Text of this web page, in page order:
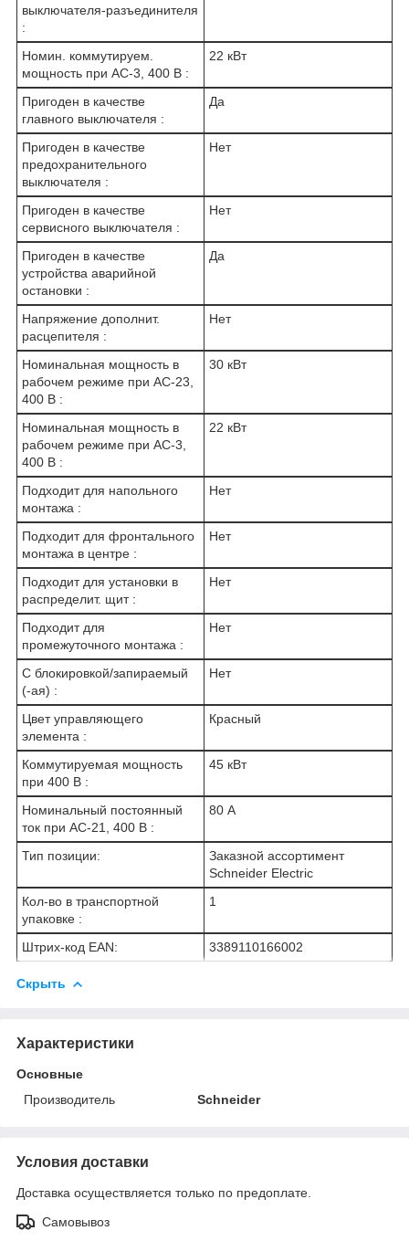
выключателя-разъединителя
:
Номин. коммутируем.
мощность при AC-3, 400 В :
22 кВт
Пригоден в качестве
главного выключателя :
Да
Пригоден в качестве
предохранительного
выключателя :
Нет
Пригоден в качестве
сервисного выключателя :
Нет
Пригоден в качестве
устройства аварийной
остановки :
Да
Напряжение дополнит.
расцепителя :
Нет
Номинальная мощность в
рабочем режиме при AC-23,
400 В :
30 кВт
Номинальная мощность в
рабочем режиме при AC-3,
400 В :
22 кВт
Подходит для напольного
монтажа :
Нет
Подходит для фронтального
монтажа в центре :
Нет
Подходит для установки в
распределит. щит :
Нет
Подходит для
промежуточного монтажа :
Нет
С блокировкой/запираемый
(-ая) :
Нет
Цвет управляющего
элемента :
Красный
Коммутируемая мощность
при 400 В :
45 кВт
Номинальный постоянный
ток при AC-21, 400 В :
80 А
Тип позиции:
Заказной ассортимент
Schneider Electric
Кол-во в транспортной
упаковке :
1
Штрих-код EAN: 3389110166002
Скрыть
Характеристики
Основные
Производитель
Schneider
Условия доставки
Доставка осуществляется только по предоплате.
Самовывоз